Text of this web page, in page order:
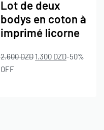
Lot de deux
bodys en coton à
imprimé licorne
2.600DZD 1.300 DZD-50%
OFF